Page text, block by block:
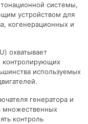
системы,
устройством для
когенерационных и
охватывает
контролирующих
используемых
генератора и
множественных
контроль